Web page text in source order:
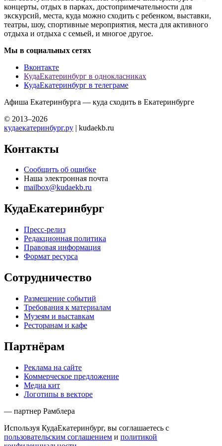
концерты, отдых в парках, достопримечательности для
экскурсий, места, куда можно сходить с ребенком, выставки,
театры, шоу, спортивные мероприятия, места для активного
отдыха и отдыха с семьей, и многое другое.
Мы в социальных сетях
Вконтакте
КудаЕкатеринбург в однокласниках
КудаЕкатеринбург в телеграме
Афиша Екатеринбурга — куда сходить в Екатеринбурге
© 2013–2026
кудаекатеринбург.ру | kudaekb.ru
Контакты
Сообщить об ошибке
Наша электронная почта
mailbox@kudaekb.ru
КудаЕкатеринбург
Пресс-релиз
Редакционная политика
Правовая информация
Формат ресурса
Сотрудничество
Размещение событий
Требования к материалам
Музеям и выставкам
Ресторанам и кафе
Партнёрам
Реклама на сайте
Коммерческое предложение
Медиа кит
Логотипы в векторе
— партнер Рамблера
Используя КудаЕкатеринбург, вы соглашаетесь с
пользовательским соглашением и политикой